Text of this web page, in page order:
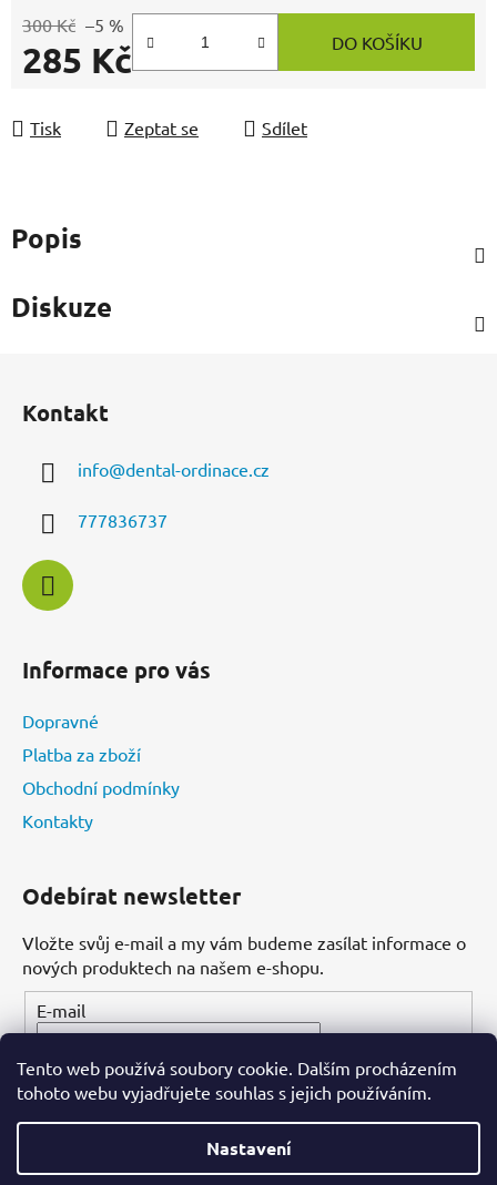
Tento web používá soubory cookie. Dalším procházením
tohoto webu vyjadřujete souhlas s jejich používáním.
Nastavení
300 Kč –5 %
285 Kč DO KOŠÍKU
Tisk Zeptat se Sdílet
Popis
Diskuze
Kontakt
info@dental-ordinace.cz
777836737
Informace pro vás
Dopravné
Platba za zboží
Obchodní podmínky
Kontakty
Odebírat newsletter
Vložte svůj e-mail a my vám budeme zasílat informace o
nových produktech na našem e-shopu.
E-mail
PŘIHLÁSIT SE